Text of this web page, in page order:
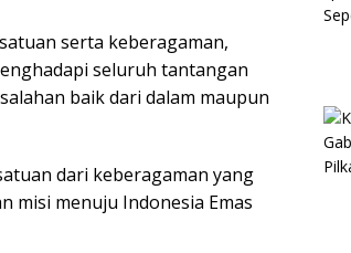
serta keberagaman,
seluruh tantangan
baik dari dalam maupun
dari keberagaman yang
misi menuju Indonesia Emas